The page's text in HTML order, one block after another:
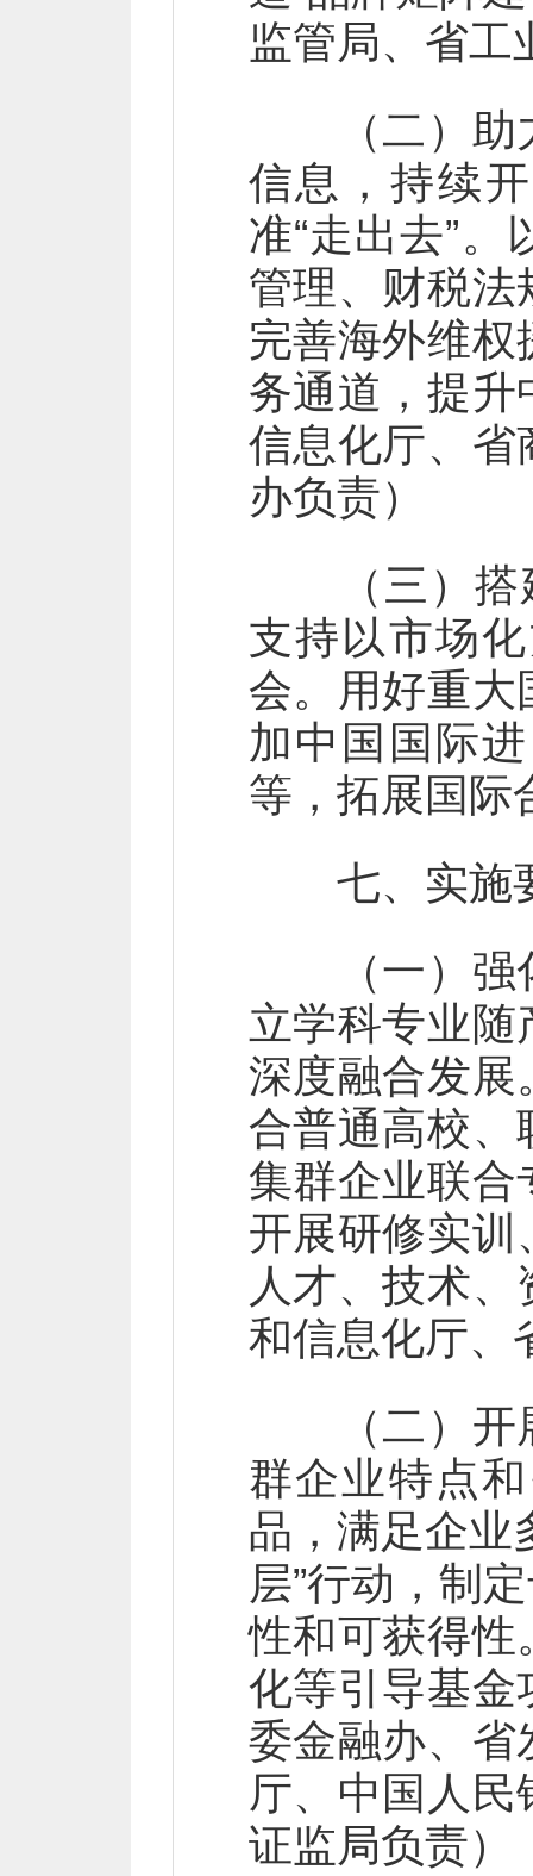
监管局、省工
（二）助力
信息，持续
准“走出去”
管理、财税
完善海外维
务通道，提
信息化厅、省
办负责）
（三）搭建
支持以市场
会。用好重
加中国国际
等，拓展国际
七、实施
（一）强化
立学科专业
深度融合发展
合普通高校、
集群企业联
开展研修实
人才、技术
和信息化厅、
（二）开展
群企业特点
品，满足企业
层”行动，制
性和可获得性
化等引导基金
委金融办、省
厅、中国人
证监局负责）